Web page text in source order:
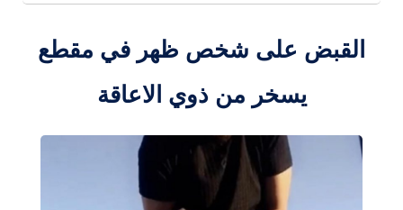
القبض على شخص ظهر في مقطع
يسخر من ذوي الاعاقة